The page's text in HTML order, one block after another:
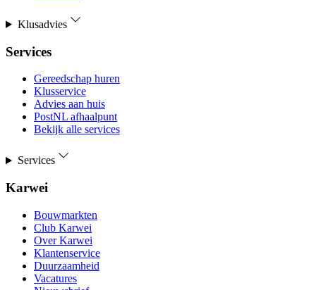
Klusadvies
Services
Gereedschap huren
Klusservice
Advies aan huis
PostNL afhaalpunt
Bekijk alle services
Services
Karwei
Bouwmarkten
Club Karwei
Over Karwei
Klantenservice
Duurzaamheid
Vacatures